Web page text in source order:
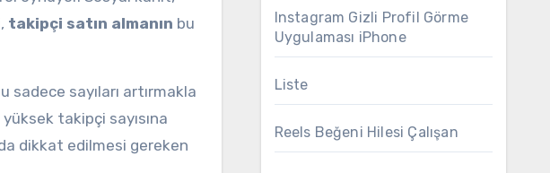
takipçi satın almanın bu
sayıları artırmakla
takipçi sayısına
dikkat edilmesi gereken
Instagram Gizli Profil Görme
Uygulaması iPhone
Liste
Reels Beğeni Hilesi Çalışan